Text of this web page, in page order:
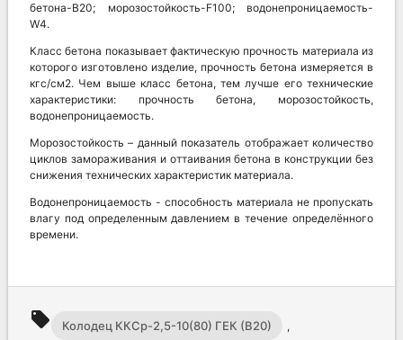
бетона-В20; морозостойкость-F100; водонепроницаемость-
W4.
Класс бетона показывает фактическую прочность материала из
которого изготовлено изделие, прочность бетона измеряется в
кгс/см2. Чем выше класс бетона, тем лучше его технические
характеристики: прочность бетона, морозостойкость,
водонепроницаемость.
Морозостойкость – данный показатель отображает количество
циклов замораживания и оттаивания бетона в конструкции без
снижения технических характеристик материала.
Водонепроницаемость - способность материала не пропускать
влагу под определенным давлением в течение определённого
времени.
local_offer Колодец ККСр-2,5-10(80) ГЕК (В20) ,